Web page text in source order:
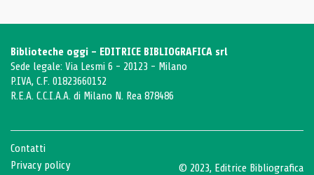
Biblioteche oggi - EDITRICE BIBLIOGRAFICA srl
Sede legale: Via Lesmi 6 - 20123 - Milano
P.IVA, C.F. 01823660152
R.E.A. C.C.I.A.A. di Milano N. Rea 878486
Contatti
Privacy policy
© 2023, Editrice Bibliografica